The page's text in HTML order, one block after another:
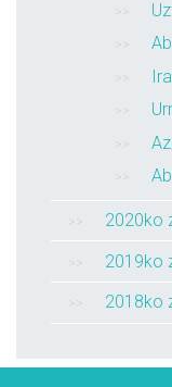
2020ko
2019ko
2018ko